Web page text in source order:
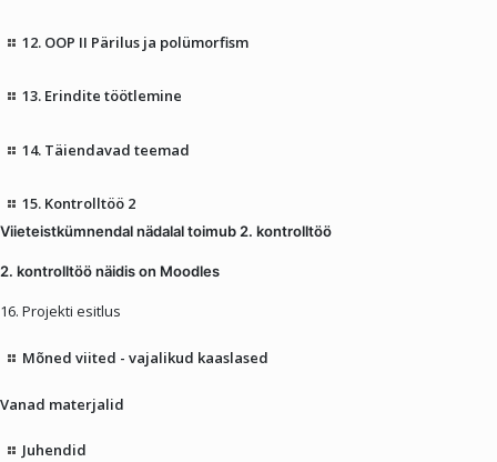
12. OOP II Pärilus ja polümorfism
13. Erindite töötlemine
14. Täiendavad teemad
15. Kontrolltöö 2
Viieteistkümnendal nädalal toimub 2. kontrolltöö
2. kontrolltöö näidis on Moodles
16. Projekti esitlus
Mõned viited - vajalikud kaaslased
Vanad materjalid
Juhendid